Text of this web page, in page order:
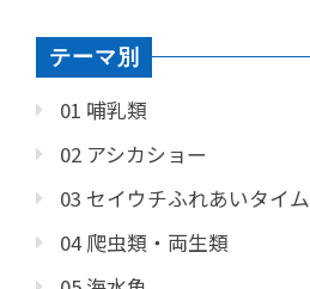
テーマ別
01 哺乳類
02 アシカショー
03 セイウチふれあいタイム
04 爬虫類・両生類